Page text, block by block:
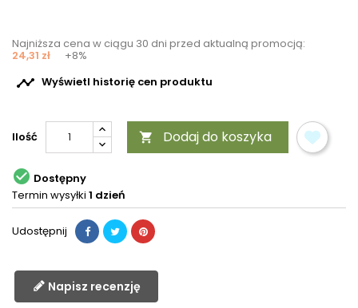
Najniższa cena w ciągu 30 dni przed aktualną promocją:
24,31 zł +8%
 Wyświetl historię cen produktu
Ilość  Dodaj do koszyka
 Dostępny
Termin wysyłki 1 dzień
Udostępnij
Napisz recenzję